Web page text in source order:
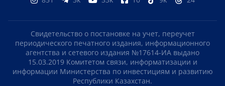
Свидетельство о постановке на учет, переучет
периодического печатного издания, информационного
агентства и сетевого издания №17614-ИА выдано
15.03.2019 Комитетом связи, информатизации и
информации Министерства по инвестициям и развитию
Республики Казахстан.